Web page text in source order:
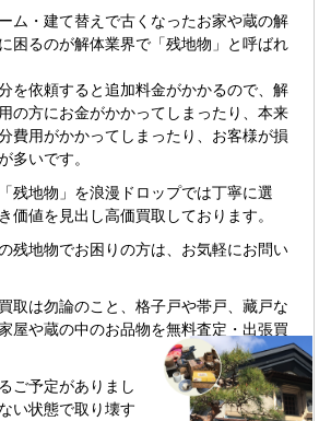
ム・建て替えで古くなったお家や蔵の解
困るのが解体業界で「残地物」と呼ばれ
を依頼すると追加料金がかかるので、解
の方にお金がかかってしまったり、本来
費用がかかってしまったり、お客様が損
多いです。
残地物」を浪漫ドロップでは丁寧に選
価値を見出し高価買取しております。
残地物でお困りの方は、お気軽にお問い
取は勿論のこと、格子戸や帯戸、藏戸な
屋や蔵の中のお品物を無料査定・出張買
ご予定がありまし
い状態で取り壊す